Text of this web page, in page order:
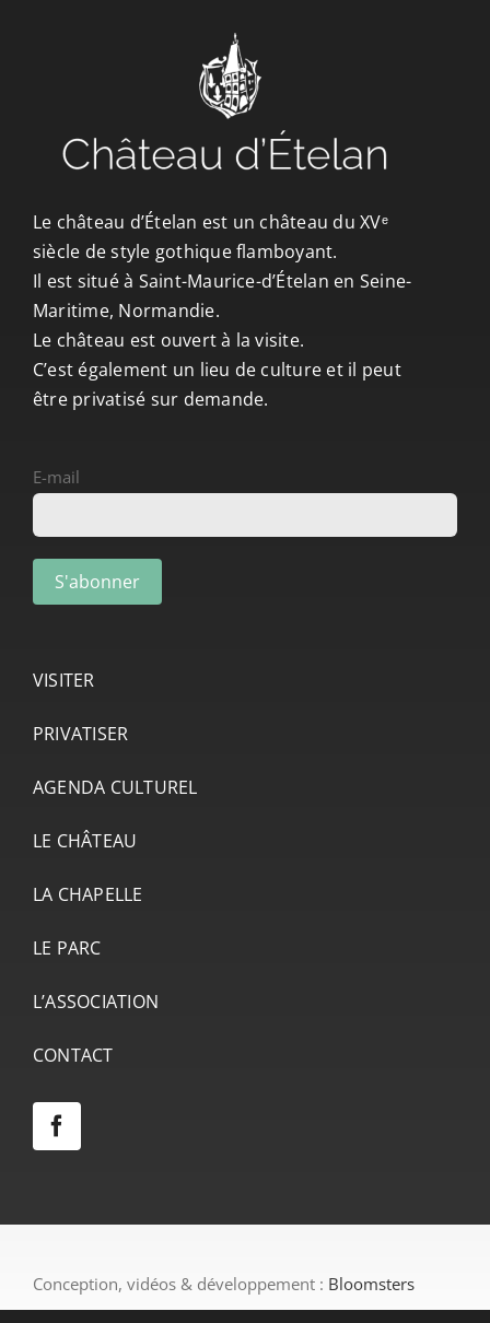
Le château d’Ételan est un château du XVᵉ
siècle de style gothique flamboyant.
Il est situé à Saint-Maurice-d’Ételan en Seine-
Maritime, Normandie.
Le château est ouvert à la visite.
C’est également un lieu de culture et il peut
être privatisé sur demande.
E-mail
VISITER
PRIVATISER
AGENDA CULTUREL
LE CHÂTEAU
LA CHAPELLE
LE PARC
L’ASSOCIATION
CONTACT
Conception, vidéos & développement : Bloomsters